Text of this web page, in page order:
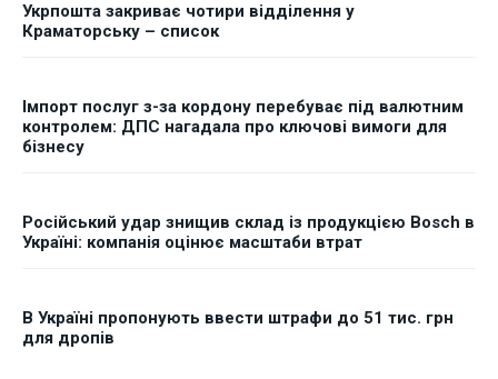
Укрпошта закриває чотири відділення у
Краматорську – список
Імпорт послуг з-за кордону перебуває під валютним
контролем: ДПС нагадала про ключові вимоги для
бізнесу
Російський удар знищив склад із продукцією Bosch в
Україні: компанія оцінює масштаби втрат
В Україні пропонують ввести штрафи до 51 тис. грн
для дропів